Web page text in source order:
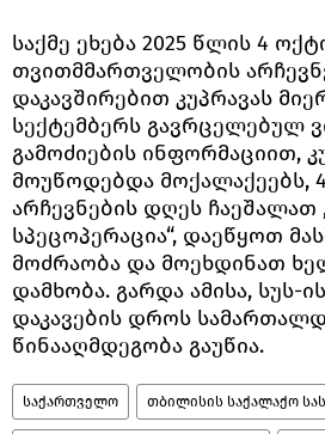
საქმე ეხება 2025 წლის 4
თვითმმართველობის
დაკავშირებით კუპრავას
სექტემბერს გავრცელებულ
გამოძიების ინფორმაციით,
მოუწოდებდა მოქალაქეებს,
არჩევნების დღეს ჩაეშალათ
სპეცოპერაცია“, დაეწყოთ
მოძრაობა და მოეხდინათ
დამხობა. გარდა ამისა, სუს-
დაკავების დროს
წინააღმდეგობა გაუწია.
საქართველო თბილისის საქალაქო